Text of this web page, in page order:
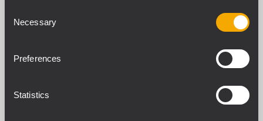
Selection
Necessary
Preferences
Statistics
Sortie audio parallèle symétrique du canal A
câblée en parallèle à l'entrée du canal A, et
sert à renvoyer le signal audio vers un autre